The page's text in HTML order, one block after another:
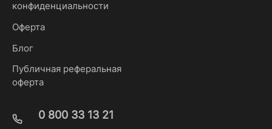
конфиденциальности
Оферта
Блог
Публичная реферальная
оферта
0 800 33 13 21